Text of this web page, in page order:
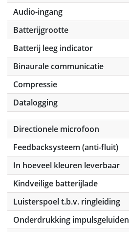
Audio-ingang
Batterijgrootte
Batterij leeg indicator
Binaurale communicatie
Compressie
Datalogging
Directionele microfoon
Feedbacksysteem (anti-fluit)
In hoeveel kleuren leverbaar
Kindveilige batterijlade
Luisterspoel t.b.v. ringleiding
Onderdrukking impulsgeluiden